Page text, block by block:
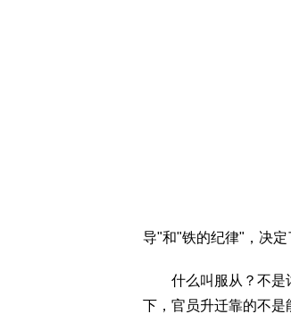
导"和"铁的纪律"，决定
什么叫服从？不是讨
下，官员升迁靠的不是